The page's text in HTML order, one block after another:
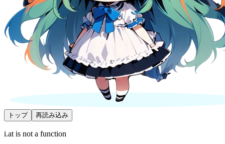
トップ 再読み込み
i.at is not a function